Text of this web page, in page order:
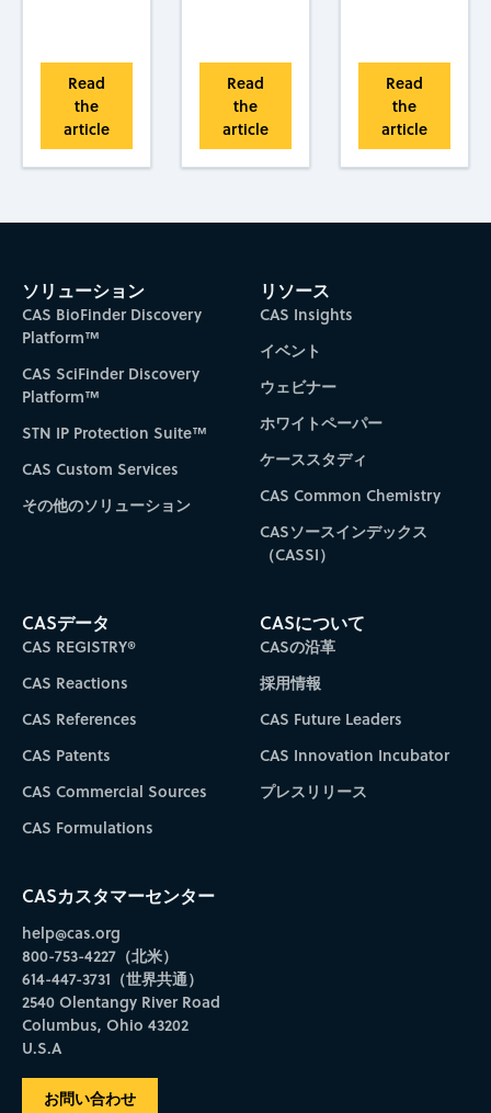
Read
the
article
Read
the
article
Read
the
article
ソリューション
CAS BioFinder Discovery
Platform™
CAS SciFinder Discovery
Platform™
STN IP Protection Suite™
CAS Custom Services
その他のソリューション
リソース
CAS Insights
イベント
ウェビナー
ホワイトペーパー
ケーススタディ
CAS Common Chemistry
CASソースインデックス
（CASSI）
CASデータ
CAS REGISTRY®
CAS Reactions
CAS References
CAS Patents
CAS Commercial Sources
CAS Formulations
CASについて
CASの沿革
採用情報
CAS Future Leaders
CAS Innovation Incubator
プレスリリース
CASカスタマーセンター
help@cas.org
800-753-4227（北米）
614-447-3731（世界共通）
2540 Olentangy River Road
Columbus, Ohio 43202
U.S.A
お問い合わせ